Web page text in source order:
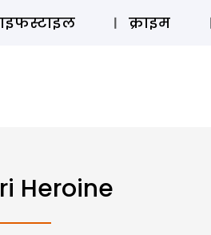
ऑडियो
क्राइम
Heroine